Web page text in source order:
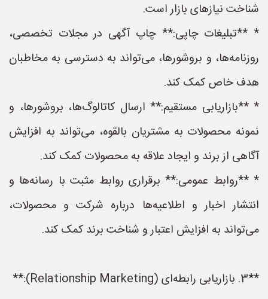
شناخت نیازهای بازار است.
* **تبلیغات چاپی:** چاپ آگهی در مجلات تخصصی،
روزنامه‌ها، و بروشورها، می‌تواند به دسترسی به مخاطبان
هدف خاص کمک کند.
* **بازاریابی مستقیم:** ارسال کاتالوگ‌ها، بروشورها، و
نمونه محصولات به مشتریان بالقوه، می‌تواند به افزایش
آگاهی از برند و ایجاد علاقه به محصولات کمک کند.
* **روابط عمومی:** برقراری روابط مثبت با رسانه‌ها و
انتشار اخبار و اطلاعیه‌ها درباره شرکت و محصولات،
می‌تواند به افزایش اعتبار و شناخت برند کمک کند.
**3. بازاریابی رابطه‌ای (Relationship Marketing):**